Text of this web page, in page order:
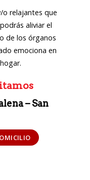
o relajantes que
aliviar el
de los órganos
emociona en
– San